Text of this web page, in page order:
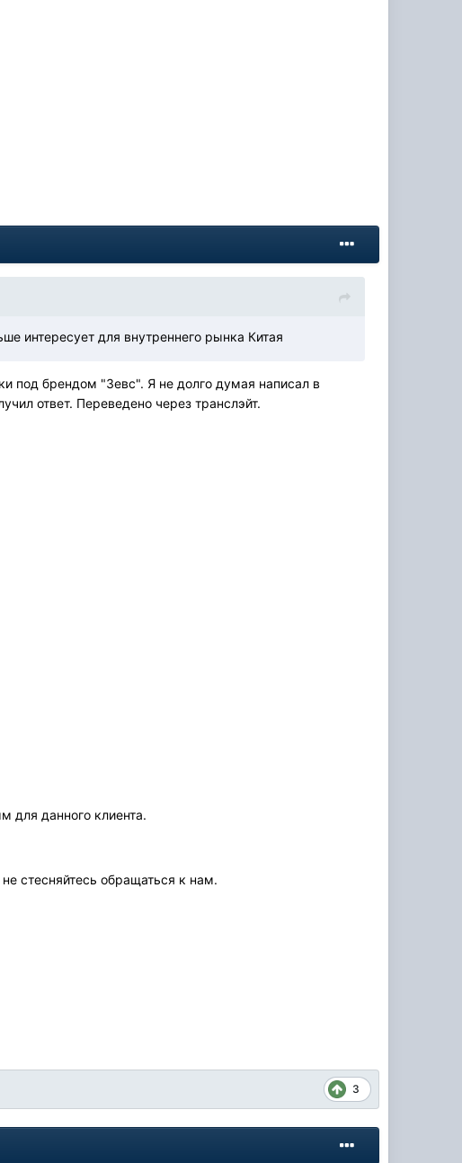
интересует для внутреннего рынка Китая
под брендом "Зевс". Я не долго думая написал в
ответ. Переведено через транслэйт.
для данного клиента.
стесняйтесь обращаться к нам.
3